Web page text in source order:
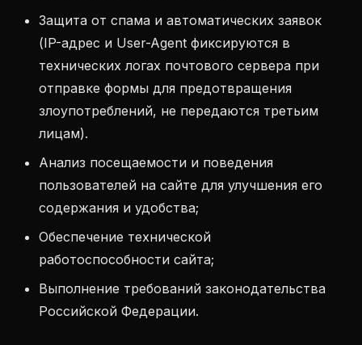
Защита от спама и автоматических заявок
(IP-адрес и User-Agent фиксируются в
технических логах почтового сервера при
отправке формы для предотвращения
злоупотреблений, не передаются третьим
лицам).
Анализ посещаемости и поведения
пользователей на сайте для улучшения его
содержания и удобства;
Обеспечение технической
работоспособности сайта;
Выполнение требований законодательства
Российской Федерации.